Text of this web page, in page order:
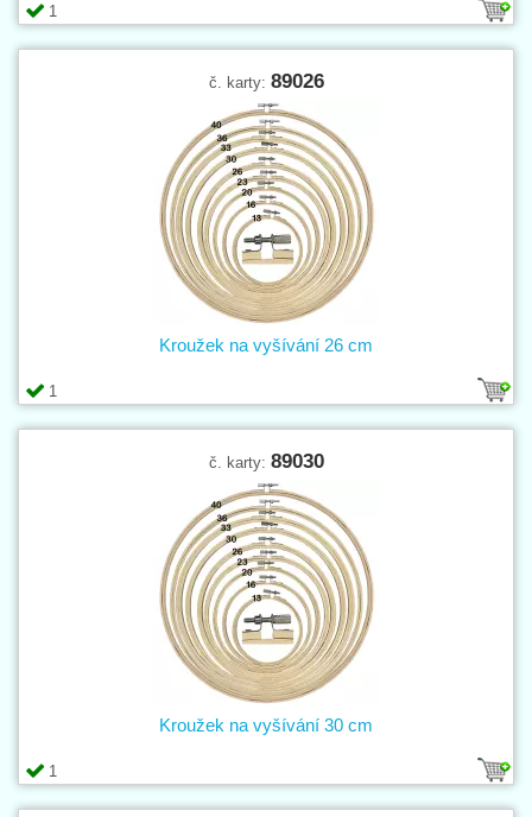
1
č. karty: 89026
1
Kroužek na vyšívání 26 cm
č. karty: 89030
1
Kroužek na vyšívání 30 cm